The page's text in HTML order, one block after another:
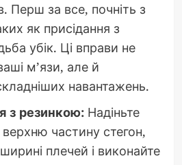
Перш за все, почніть з
як присідання з
убік. Ці вправи не
м’язи, але й
навантажень.
з резинкою:Надіньте
частину стегон,
плечей і виконайте